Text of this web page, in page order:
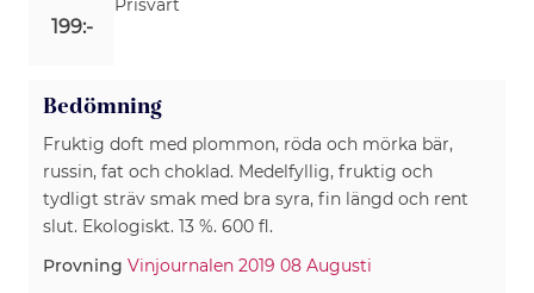
199:-
Prisvärt
Bedömning
Fruktig doft med plommon, röda och mörka bär,
russin, fat och choklad. Medelfyllig, fruktig och
tydligt sträv smak med bra syra, fin längd och rent
slut. Ekologiskt. 13 %. 600 fl.
Provning Vinjournalen 2019 08 Augusti